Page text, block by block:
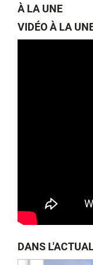
À LA UNE
VIDÉO À LA
DANS